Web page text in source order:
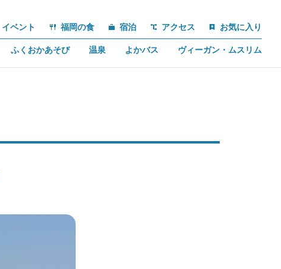
イベント 福岡の食 宿泊 アクセス お気に入り
ふくおかあそび 温泉 よかバス ヴィーガン・ムスリム